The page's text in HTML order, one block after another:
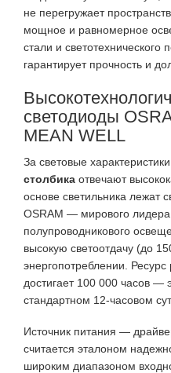
не перегружает
мощное и равномерное
стали и светотехнического
гарантирует прочность и
светодиоды
MEAN WELL
За световые характеристики
столбика отвечают
основе светильника лежат
OSRAM — мирового лидера
полупроводникового
высокую светоотдачу (до
энергопотреблении.
достигает 100 000 часов —
стандартном 12-часовом
Источник питания —
считается эталоном
широким диапазоном